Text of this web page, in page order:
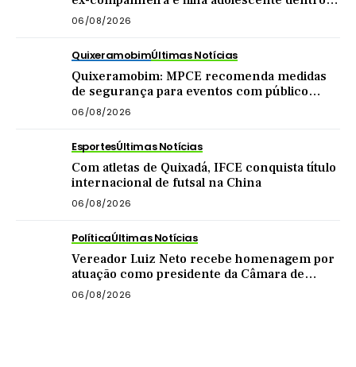
do imóvel
06/08/2026
QuixeramobimÚltimas Notícias
Quixeramobim: MPCE recomenda medidas
de segurança para eventos com público
acima de mil pessoas
06/08/2026
EsportesÚltimas Notícias
Com atletas de Quixadá, IFCE conquista título
internacional de futsal na China
06/08/2026
PolíticaÚltimas Notícias
Vereador Luiz Neto recebe homenagem por
atuação como presidente da Câmara de
Quixadá
06/08/2026